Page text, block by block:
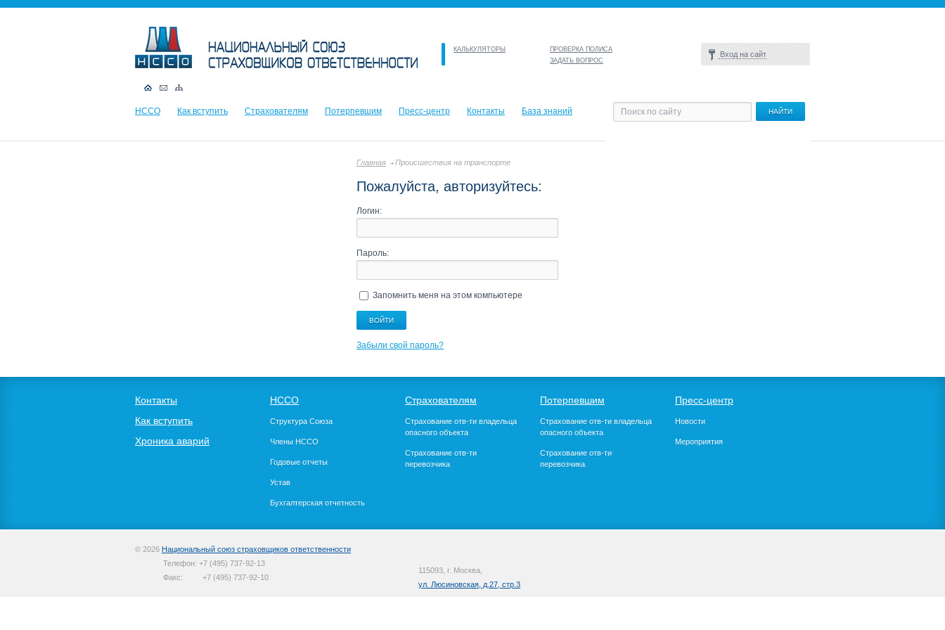
КАЛЬКУЛЯТОРЫ
ПРОВЕРКА ПОЛИСА
ЗАДАТЬ ВОПРОС
Вход на сайт
НССО Как вступить Страхователям Потерпевшим Пресс-центр Контакты База знаний
Главная Происшествия на транспорте
Пожалуйста, авторизуйтесь:
Логин:
Пароль:
Запомнить меня на этом компьютере
Забыли свой пароль?
Контакты
Как вступить
Хроника аварий
НССО
Структура Союза
Члены НССО
Годовые отчеты
Устав
Бухгалтерская отчетность
Страхователям
Страхование отв-ти владельца
опасного объекта
Страхование отв-ти
перевозчика
Потерпевшим
Страхование отв-ти владельца
опасного объекта
Страхование отв-ти
перевозчика
Пресс-центр
Новости
Мероприятия
© 2026 Национальный союз страховщиков ответственности
Телефон: +7 (495) 737-92-13
Факс:
+7 (495) 737-92-10
115093, г. Москва,
ул. Люсиновская, д.27, стр.3